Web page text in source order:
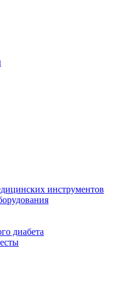
инструментов
диабета